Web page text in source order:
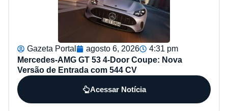
Gazeta Portal agosto 6, 2026
4:31 pm
Mercedes-AMG GT 53 4-Door Coupe: Nova
Versão de Entrada com 544 CV
Acessar Notícia